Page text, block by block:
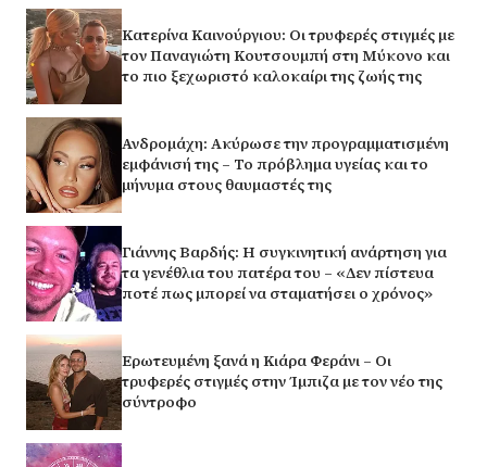
Κατερίνα Καινούργιου: Οι τρυφερές στιγμές με
τον Παναγιώτη Κουτσουμπή στη Μύκονο και
το πιο ξεχωριστό καλοκαίρι της ζωής της
Ανδρομάχη: Ακύρωσε την προγραμματισμένη
εμφάνισή της – Το πρόβλημα υγείας και το
μήνυμα στους θαυμαστές της
Γιάννης Βαρδής: Η συγκινητική ανάρτηση για
τα γενέθλια του πατέρα του – «Δεν πίστευα
ποτέ πως μπορεί να σταματήσει ο χρόνος»
Ερωτευμένη ξανά η Κιάρα Φεράνι – Οι
τρυφερές στιγμές στην Ίμπιζα με τον νέο της
σύντροφο